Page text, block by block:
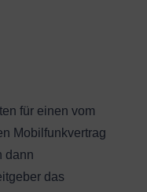
für einen vom
Mobilfunkvertrag
dann
das